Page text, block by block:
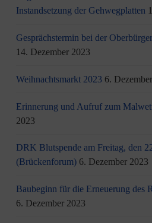
Instandsetzung der Gehwegplatten
Gesprächstermin bei der
14. Dezember 2023
Weihnachtsmarkt 2023 6.
Erinnerung und Aufruf zum
2023
DRK Blutspende am Freitag, den
(Brückenforum) 6. Dezember 2023
Baubeginn für die Erneuerung des
6. Dezember 2023